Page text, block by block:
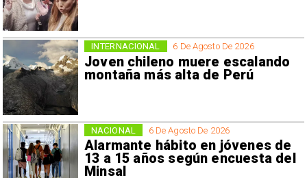
6 De Agosto De 2026
Joven chileno muere escalando
montaña más alta de Perú
INTERNACIONAL
6 De Agosto De 2026
Alarmante hábito en jóvenes de
13 a 15 años según encuesta del
Minsal
NACIONAL